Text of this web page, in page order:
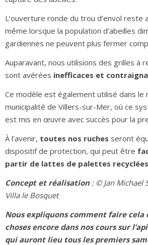
L’ouverture ronde du trou d’envol reste
même lorsque la population d’abeilles
gardiennes ne peuvent plus fermer
Auparavant, nous utilisions des grilles à
sont avérées inefficaces et
Ce modèle est également utilisé dans le
municipalité de Villers-sur-Mer, où ce
est mis en œuvre avec succès pour la
À l’avenir, toutes nos ruches seront
dispositif de protection, qui peut être
partir de lattes de palettes
Concept et réalisation: © Jan Michael
Villa le Bosquet
Nous expliquons comment faire cela
choses encore dans nos cours sur
qui auront lieu tous les premiers